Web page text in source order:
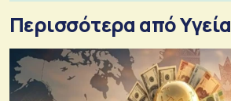
Περισσότερα από Υγεία